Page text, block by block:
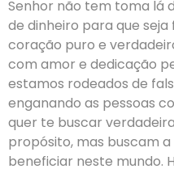
Senhor não tem toma lá
de dinheiro para que seja
coração puro e
com amor e dedicação
estamos rodeados de
enganando as pessoas
quer te buscar
propósito, mas buscam
beneficiar neste mundo.